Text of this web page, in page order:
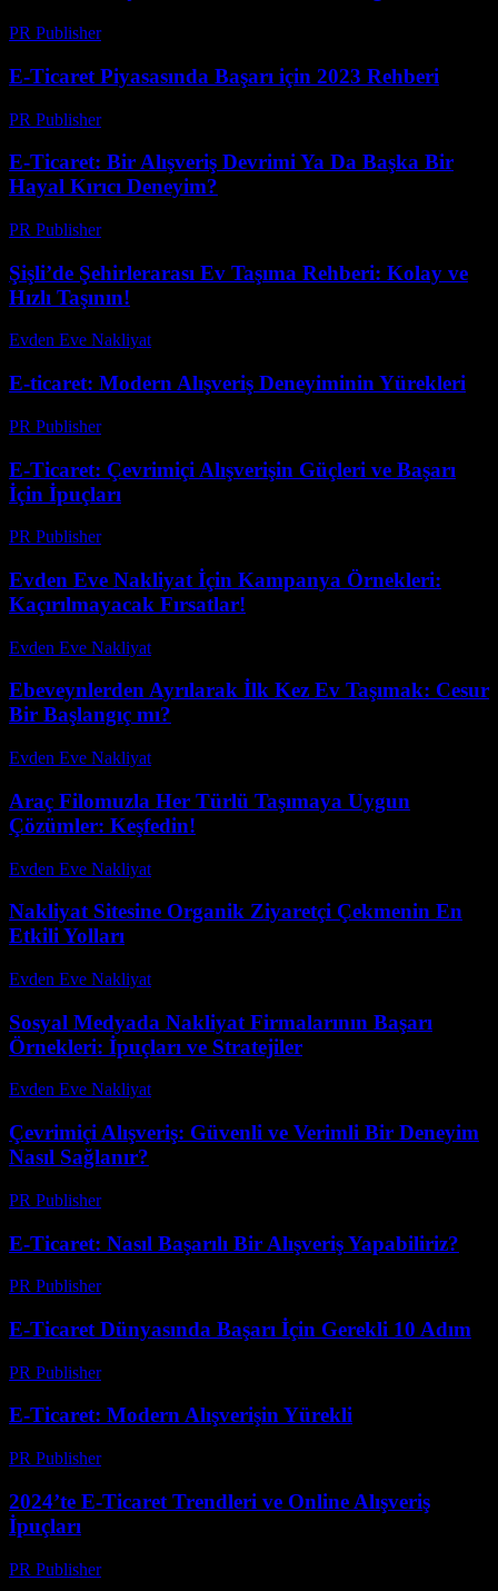
PR Publisher-
E-Ticaret Piyasasında Başarı için 2023 Rehberi
PR Publisher-
E-Ticaret: Bir Alışveriş Devrimi Ya Da Başka Bir
Hayal Kırıcı Deneyim?
PR Publisher-
Şişli’de Şehirlerarası Ev Taşıma Rehberi: Kolay ve
Hızlı Taşının!
Evden Eve Nakliyat
E-ticaret: Modern Alışveriş Deneyiminin Yürekleri
PR Publisher-
E-Ticaret: Çevrimiçi Alışverişin Güçleri ve Başarı
İçin İpuçları
PR Publisher-
Evden Eve Nakliyat İçin Kampanya Örnekleri:
Kaçırılmayacak Fırsatlar!
Evden Eve Nakliyat
Ebeveynlerden Ayrılarak İlk Kez Ev Taşımak: Cesur
Bir Başlangıç mı?
Evden Eve Nakliyat
Araç Filomuzla Her Türlü Taşımaya Uygun
Çözümler: Keşfedin!
Evden Eve Nakliyat
Nakliyat Sitesine Organik Ziyaretçi Çekmenin En
Etkili Yolları
Evden Eve Nakliyat
Sosyal Medyada Nakliyat Firmalarının Başarı
Örnekleri: İpuçları ve Stratejiler
Evden Eve Nakliyat-
Çevrimiçi Alışveriş: Güvenli ve Verimli Bir Deneyim
Nasıl Sağlanır?
PR Publisher-
E-Ticaret: Nasıl Başarılı Bir Alışveriş Yapabiliriz?
PR Publisher-
E-Ticaret Dünyasında Başarı İçin Gerekli 10 Adım
PR Publisher-
E-Ticaret: Modern Alışverişin Yürekli
PR Publisher-
2024’te E-Ticaret Trendleri ve Online Alışveriş
İpuçları
PR Publisher-